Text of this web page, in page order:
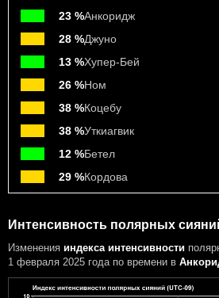
23 %Анкоридж
28 %Джуно
13 %Хупер-Бей
26 %Ном
38 %Коцебу
38 %Уткиагвик
12 %Бетел
29 %Кордова
Интенсивность полярных
Изменения индекса интенсивности
1 февраля 2025 года по времени в